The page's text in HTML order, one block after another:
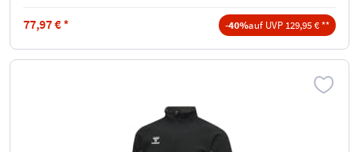
77,97€ * -40%auf UVP 129,95 € **